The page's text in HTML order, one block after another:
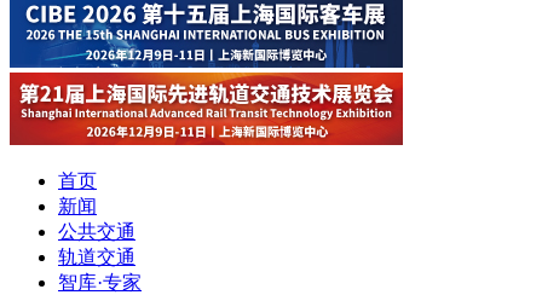
首页
新闻
公共交通
轨道交通
智库·专家